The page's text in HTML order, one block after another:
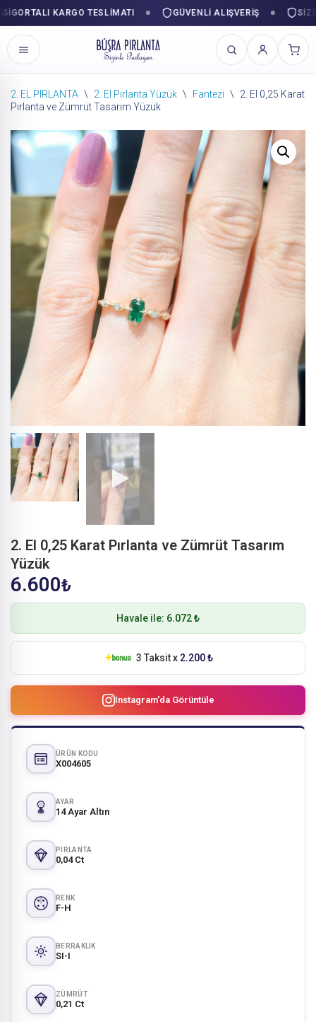
KARGO TESLIMATI GÜVENLI ALIŞVERIŞ
İçeriğe
2. EL PIRLANTA \ 2. El Pırlanta Yüzük \ Fantezi \
2. El 0,25 Karat
Pırlanta ve Zümrüt Tasarım Yüzük
2. El 0,25 Karat Pırlanta ve Zümrüt Tasarım
Yüzük
6.600₺
Havale ile: 6.072 ₺
3 Taksit x 2.200 ₺
Instagram'da Görüntüle
ÜRÜN KODU
X004605
AYAR
14 Ayar Altın
PIRLANTA
0,04 Ct
RENK
F-H
BERRAKLIK
SI-I
ZÜMRÜT
0,21 Ct